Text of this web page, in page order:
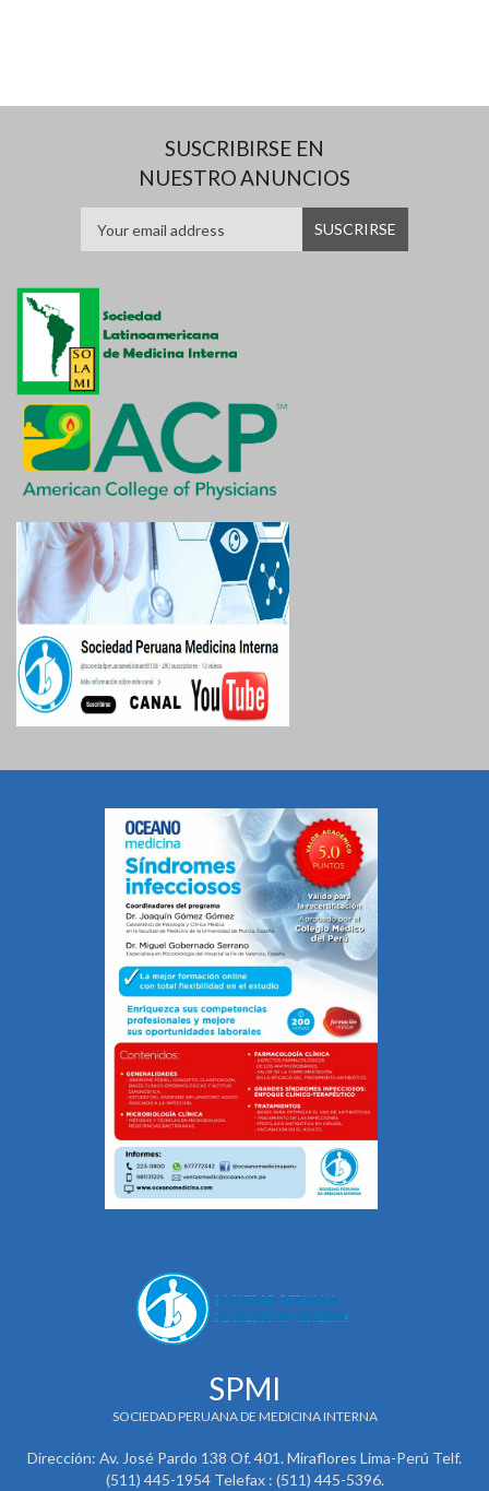
SUSCRIBIRSE EN
NUESTRO ANUNCIOS
SPMI
SOCIEDAD PERUANA DE MEDICINA INTERNA
Dirección: Av. José Pardo 138 Of. 401. Miraflores Lima-Perú Telf.
(511) 445-1954 Telefax : (511) 445-5396.